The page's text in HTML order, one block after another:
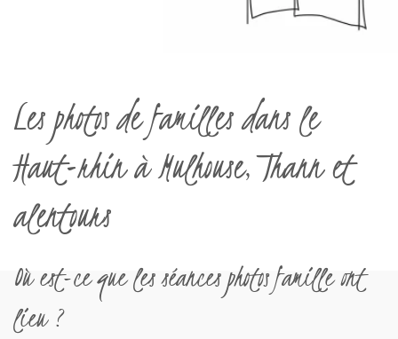
Les photos de familles dans le
Haut-rhin à Mulhouse, Thann et
alentours
Où est-ce que les séances photos famille ont
lieu ?